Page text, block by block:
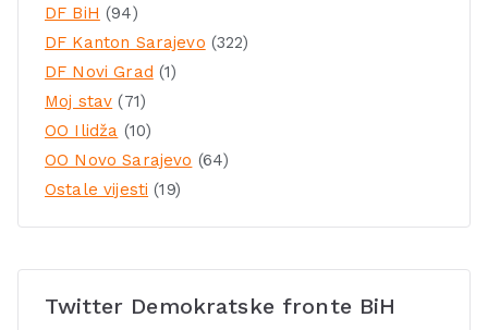
DF BiH (94)
DF Kanton Sarajevo (322)
DF Novi Grad (1)
Moj stav (71)
OO Ilidža (10)
OO Novo Sarajevo (64)
Ostale vijesti (19)
Twitter Demokratske fronte BiH